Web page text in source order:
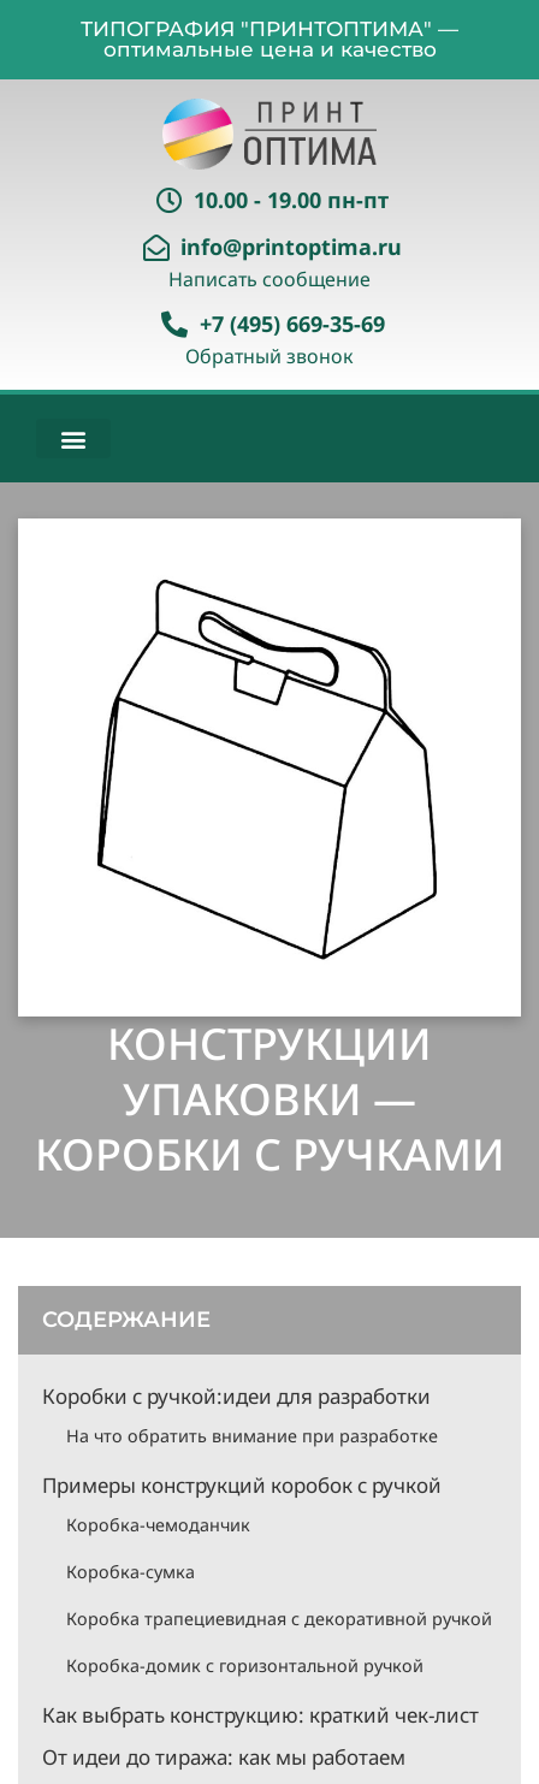
ТИПОГРАФИЯ "ПРИНТОПТИМА" —
оптимальные цена и качество
10.00 - 19.00 пн-пт
info@printoptima.ru
Написать сообщение
+7 (495) 669-35-69
Обратный звонок
КОНСТРУКЦИИ
УПАКОВКИ —
КОРОБКИ С РУЧКАМИ
СОДЕРЖАНИЕ
Коробки с ручкой:идеи для разработки
На что обратить внимание при разработке
Примеры конструкций коробок с ручкой
Коробка-чемоданчик
Коробка-сумка
Коробка трапециевидная с декоративной ручкой
Коробка-домик с горизонтальной ручкой
Как выбрать конструкцию: краткий чек-лист
От идеи до тиража: как мы работаем